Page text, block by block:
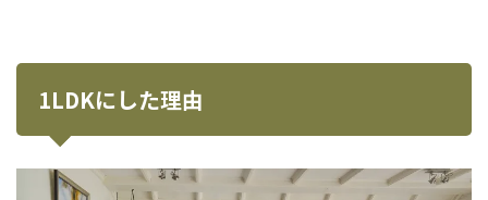
1LDKにした理由